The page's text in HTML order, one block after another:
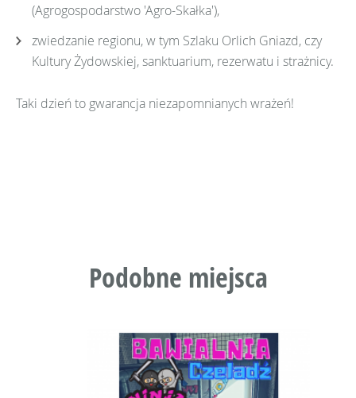
(Agrogospodarstwo 'Agro-Skałka'),
zwiedzanie regionu, w tym Szlaku Orlich Gniazd, czy
Kultury Żydowskiej, sanktuarium, rezerwatu i strażnicy.
Taki dzień to gwarancja niezapomnianych wrażeń!
Podobne miejsca